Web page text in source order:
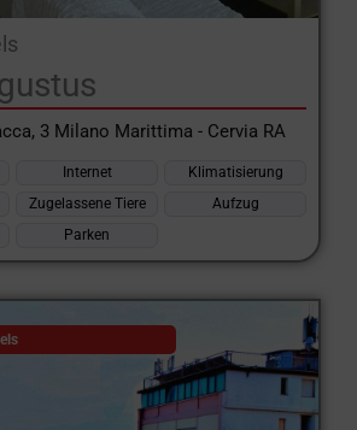
3 Milano Marittima - Cervia RA
Internet
Klimatisierung
Zugelassene Tiere
Aufzug
Parken